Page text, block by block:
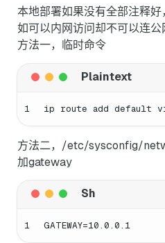
本地部署如果没有全部注释
如可以内网访问却不可以连公
方法一，临时命令
1 ip route add default
方法二，/etc/sysconfig/
加gateway
1 GATEWAY=10.0.0.1